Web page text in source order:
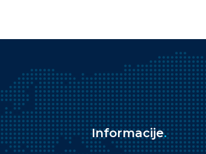
Informacije.